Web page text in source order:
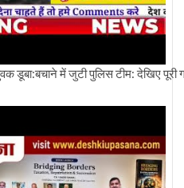
डूबा:बचाने में जुटी पुलिस टीम: देखिए पूरी